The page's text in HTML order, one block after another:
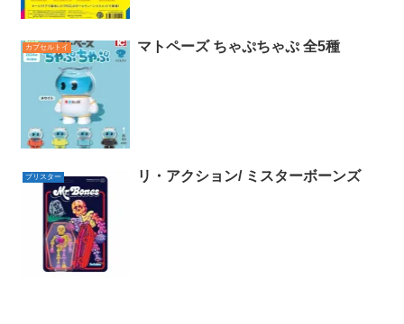
カプセルトイ マトペーズ ちゃぷちゃぷ 全5種
ブリスター リ・アクション/ ミスターボーンズ